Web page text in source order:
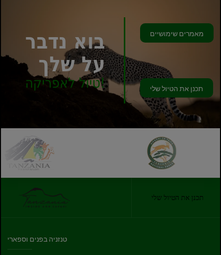
בוא נדבר
על שלך
טיול לאפריקה!
מאמרים שימושיים
תכנן את הטיול שלי
תכנן את הטיול שלי
טנזניה בפנים וספארי